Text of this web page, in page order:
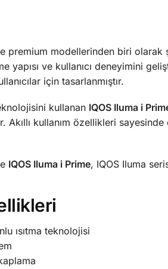
premium modellerinden biri olarak
yapısı ve kullanıcı deneyimini
için tasarlanmıştır.
kullanan IQOS Iluma i
kullanım özellikleri
IQOS Iluma i Prime, IQOS Iluma
ısıtma teknolojisi